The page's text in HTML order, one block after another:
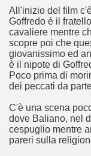
All'inizio del film
Goffredo è il
cavaliere mentre
scopre poi che
giovanissimo ed
è il nipote di
Poco prima di
dei peccati da
C'è una scena
dove Baliano, nel
cespuglio mentre
pareri sulla
un
troppo
è riuscito a
nella storia del